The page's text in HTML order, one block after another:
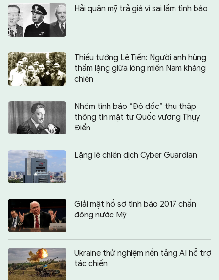
Hải quân mỹ trả giá vì sai lầm tình báo
Thiếu tướng Lê Tiền: Người anh hùng
thầm lặng giữa lòng miền Nam kháng
chiến
Nhóm tình báo “Đô đốc” thu thập
thông tin mật từ Quốc vương Thụy
Điển
Lặng lẽ chiến dịch Cyber Guardian
Giải mật hồ sơ tình báo 2017 chấn
động nước Mỹ
Ukraine thử nghiệm nền tảng AI hỗ trợ
tác chiến